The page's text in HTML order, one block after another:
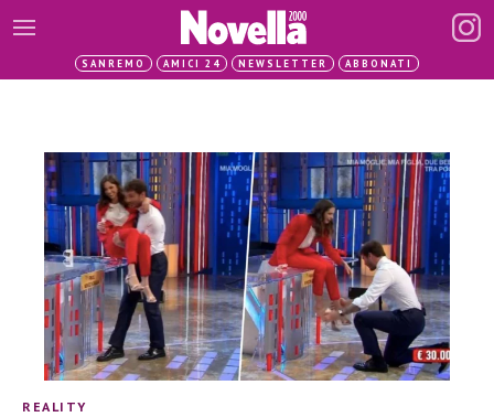
SANREMO AMICI 24 NEWSLETTER ABBONATI
REALITY